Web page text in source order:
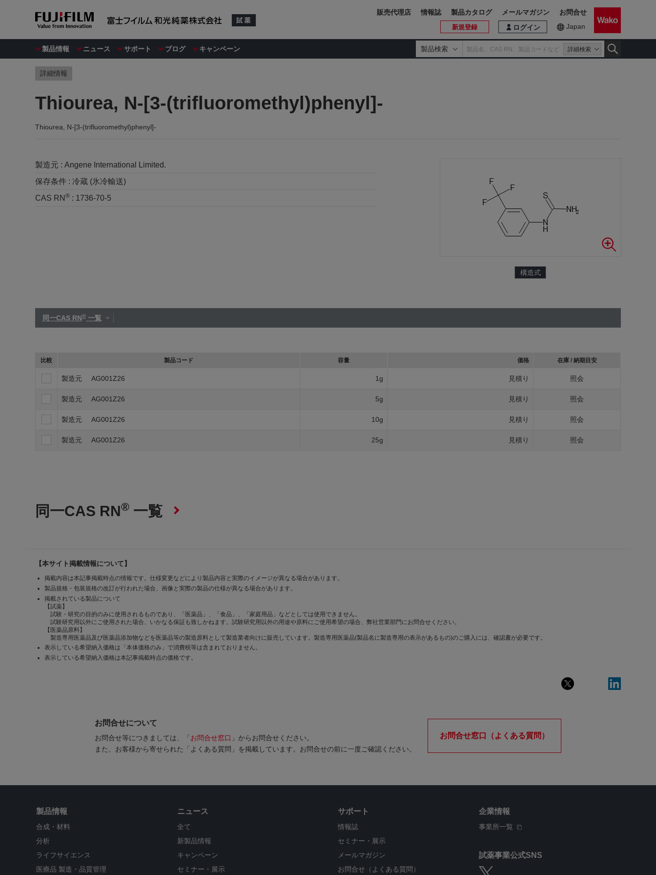
製品情報 ニュース サポート ブログ キャンペーン 製品検索 詳細検索
ログイン
新規登録 Japan
販売代理店 情報誌 製品カタログ メールマガジン お問合せ
詳細情報
Thiourea, N-[3-(trifluoromethyl)phenyl]-
Thiourea, N-[3-(trifluoromethyl)phenyl]-
製造元 : Angene International Limited.
保存条件 : 冷蔵 (氷冷輸送)
CAS RN ® : 1736-70-5
構造式
同一CAS RN® 一覧
比較 製品コード 容量 価格 在庫 / 納期目安
製造元 AG001Z26 1g 見積り 照会
製造元 AG001Z26 5g 見積り 照会
製造元 AG001Z26 10g 見積り 照会
製造元 AG001Z26 25g 見積り 照会
同一CAS RN® 一覧
【本サイト掲載情報について】
掲載内容は本記事掲載時点の情報です。仕様変更などにより製品内容と実際のイメージが異なる場合があります。
製品規格・包装規格の改訂が行われた場合、画像と実際の製品の仕様が異なる場合があります。
掲載されている製品について
【試薬】
試験・研究の目的のみに使用されるものであり、「医薬品」、「食品」、「家庭用品」などとしては使用できません。
試験研究用以外にご使用された場合、いかなる保証も致しかねます。試験研究用以外の用途や原料にご使用希望の場合、弊社営業部門にお問合せください。
【医薬品原料】
製造専用医薬品及び医薬品添加物などを医薬品等の製造原料として製造業者向けに販売しています。製造専用医薬品(製品名に製造専用の表示があるもの)のご購入には、確認書が必要です。
表示している希望納入価格は「本体価格のみ」で消費税等は含まれておりません。
表示している希望納入価格は本記事掲載時点の価格です。
お問合せについて
お問合せ等につきましては、「 お問合せ窓口 」からお問合せください。
また、お客様から寄せられた「よくある質問」を掲載しています。お問合せの前に一度ご確認ください。
お問合せ窓口（よくある質問）
製品情報
合成・材料
分析
ライフサイエンス
医療品 製造・品質管理
ニュース
全て
新製品情報
キャンペーン
セミナー・展示
サポート
情報誌
セミナー・展示
メールマガジン
お問合せ（よくある質問）
企業情報
事業所一覧
試薬事業公式SNS